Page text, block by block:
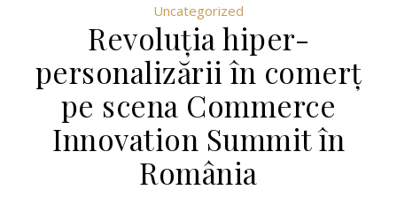
Uncategorized
Revoluția hiper-
personalizării în comerț
pe scena Commerce
Innovation Summit în
România